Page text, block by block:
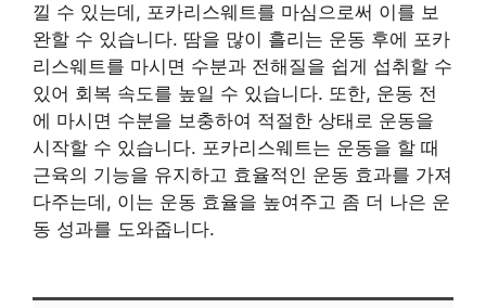
낄 수 있는데, 포카리스웨트를 마심으로써 이를 보
완할 수 있습니다. 땀을 많이 흘리는 운동 후에 포카
리스웨트를 마시면 수분과 전해질을 쉽게 섭취할 수
있어 회복 속도를 높일 수 있습니다. 또한, 운동 전
에 마시면 수분을 보충하여 적절한 상태로 운동을
시작할 수 있습니다. 포카리스웨트는 운동을 할 때
근육의 기능을 유지하고 효율적인 운동 효과를 가져
다주는데, 이는 운동 효율을 높여주고 좀 더 나은 운
동 성과를 도와줍니다.